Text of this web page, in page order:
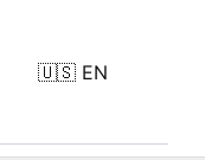
🇺🇸 EN